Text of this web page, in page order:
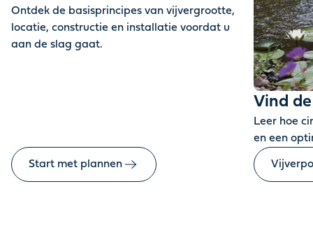
Ontdek de basisprincipes van vijvergrootte,
locatie, constructie en installatie voordat u
aan de slag gaat.
Start met plannen
Vind
Leer hoe
en een